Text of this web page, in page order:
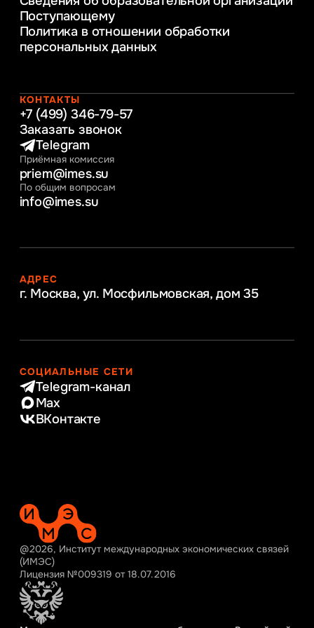
Информационные технологии в бизнесе
Информационное и программное
обеспечение бизнес процессов
Управление человеческими ресурсами
Интернет-маркетинг
Поступающему
Политика в отношении обработки
персональных данных
КОНТАКТЫ
+7 (499) 346-79-57
Заказать звонок
Telegram
Приёмная комиссия
priem@imes.su
По общим вопросам
info@imes.su
АДРЕС
г. Москва, ул. Мосфильмовская, дом 35
СОЦИАЛЬНЫЕ СЕТИ
Telegram-канал
Max
ВКонтакте
@2026, Институт международных экономических связей
(ИМЭС)
Лицензия №009319 от 18.07.2016